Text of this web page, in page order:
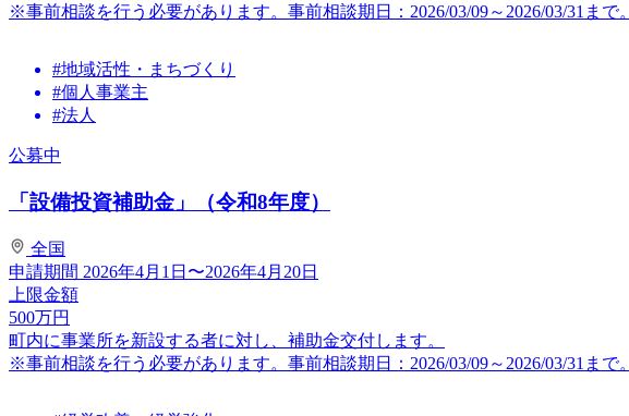
※事前相談を行う必要があります。事前相談期日：2026/03/09～2026/03/31まで。
#地域活性・まちづくり
#個人事業主
#法人
公募中
「設備投資補助金」（令和8年度）
全国
申請期間 2026年4月1日〜2026年4月20日
上限金額
500万円
町内に事業所を新設する者に対し、補助金交付します。
※事前相談を行う必要があります。事前相談期日：2026/03/09～2026/03/31まで。